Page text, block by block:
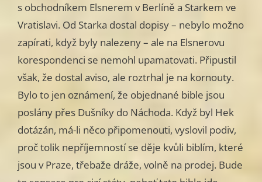
s obchodníkem Elsnerem v Berlíně a Starkem ve
Vratislavi. Od Starka dostal dopisy – nebylo možno
zapírati, když byly nalezeny – ale na Elsnerovu
korespondenci se nemohl upamatovati. Připustil
však, že dostal aviso, ale roztrhal je na kornouty.
Bylo to jen oznámení, že objednané bible jsou
poslány přes Dušníky do Náchoda. Když byl Hek
dotázán, má-li něco připomenouti, vyslovil podiv,
proč tolik nepříjemností se děje kvůli biblím, které
jsou v Praze, třebaže dráže, volně na prodej. Bude